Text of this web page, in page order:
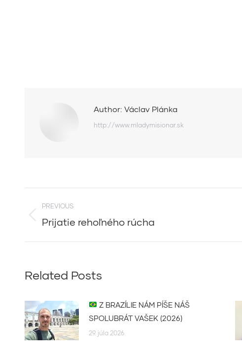
Author: Václav Plánka
http://www.mladymisionar.sk
navigation
PREVIOUS
Previous
Prijatie rehoľného rúcha
Related Posts
Z BRAZÍLIE NÁM PÍŠE NÁŠ
SPOLUBRÁT VAŠEK (2026)
29. júla 2026